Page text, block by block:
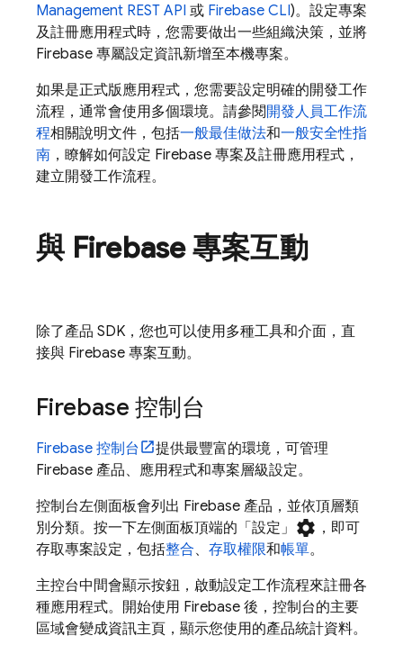
Management REST API 或 Firebase CLI)。設定專案
及註冊應用程式時，您需要做出一些組織決策，並將
Firebase 專屬設定資訊新增至本機專案。
如果是正式版應用程式，您需要設定明確的開發工作
流程，通常會使用多個環境。請參閱開發人員工作流
程相關說明文件，包括一般最佳做法和一般安全性指
南 ，瞭解如何設定 Firebase 專案及註冊應用程式，
建立開發工作流程。
與 Firebase 專案互動
除了產品 SDK，您也可以使用多種工具和介面，直
接與 Firebase 專案互動。
Firebase 控制台
Firebase 控制台
提供最豐富的環境，可管理
Firebase 產品、應用程式和專案層級設定。
控制台左側面板會列出 Firebase 產品，並依頂層類
別分類。按一下左側面板頂端的「設定」 settings ，即可
存取專案設定，包括整合、 存取權限和帳單。
主控台中間會顯示按鈕，啟動設定工作流程來註冊各
種應用程式。開始使用 Firebase 後，控制台的主要
區域會變成資訊主頁，顯示您使用的產品統計資料。